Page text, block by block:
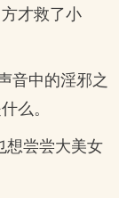
才救了小
音中的淫邪之
么。
想尝尝大美女